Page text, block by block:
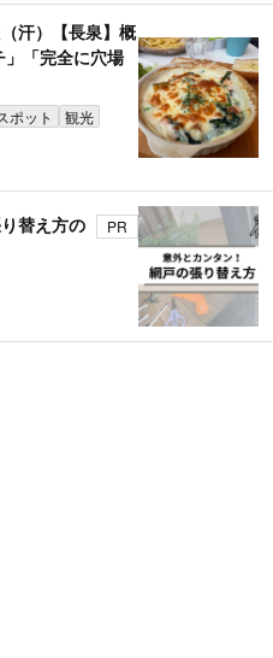
汗）【長泉】概
「完全に穴場
ポット
観光
替え方の
PR